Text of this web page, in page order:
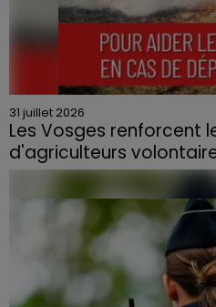
31 juillet 2026
Les Vosges renforcent
d'agriculteurs
Face à la sécheresse et
la Chambre d'agriculture
aux agriculteurs volontaires